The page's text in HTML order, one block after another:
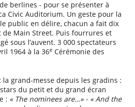
berlines - pour se présenter à
Civic Auditorium. Un geste pour la
public en délire, chacun a fait dix
Main Street. Puis fourrures et
sous l’auvent. 3 000 spectateurs
1964 à la 36e Cérémonie des
grand-messe depuis les gradins :
du petit et du grand écran
: « The nominees are…» - « And the